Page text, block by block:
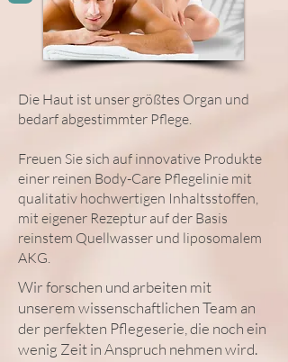
Die Haut ist unser größtes Organ und
bedarf abgestimmter Pflege.
Freuen Sie sich auf innovative Produkte
einer reinen Body-Care Pflegelinie mit
qualitativ hochwertigen Inhaltsstoffen,
mit eigener Rezeptur auf der Basis
reinstem Quellwasser und liposomalem
AKG.
Wir forschen und arbeiten mit
unserem wissenschaftlichen Team an
der perfekten Pflegeserie, die noch ein
wenig Zeit in Anspruch nehmen wird.